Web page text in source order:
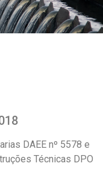
DAEE nº 5578 e
Técnicas DPO